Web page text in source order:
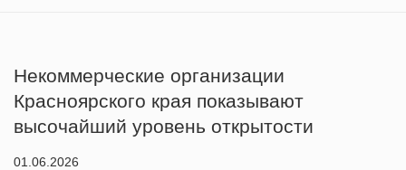
Некоммерческие организации
Красноярского края показывают
высочайший уровень открытости
01.06.2026